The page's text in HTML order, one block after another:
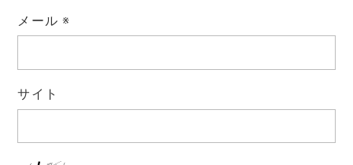
メール ※
サイト